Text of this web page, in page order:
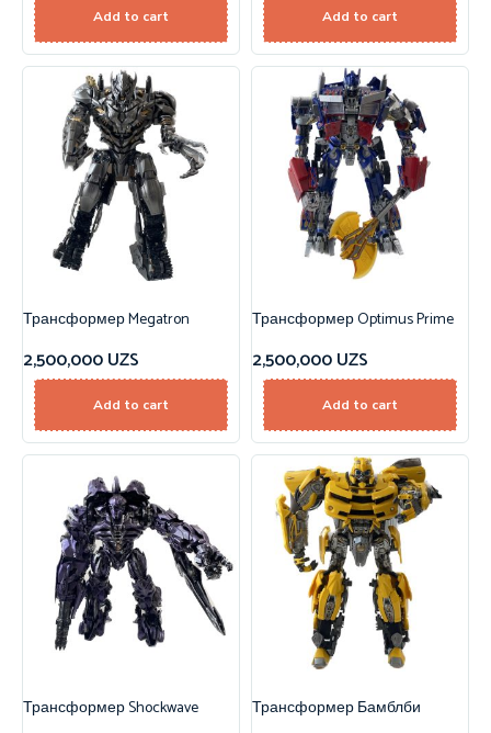
Add to cart Add to cart
Трансформер Megatron
2,500,000UZS
Add to cart
Трансформер Optimus Prime
2,500,000UZS
Add to cart
Трансформер Shockwave Трансформер Бамблби